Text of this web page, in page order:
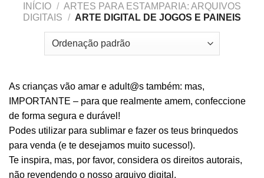
INÍCIO / ARTES PARA ESTAMPARIA: ARQUIVOS
DIGITAIS / ARTE DIGITAL DE JOGOS E PAINEIS
As crianças vão amar e adult@s também: mas,
IMPORTANTE – para que realmente amem, confeccione
de forma segura e durável!
Podes utilizar para sublimar e fazer os teus brinquedos
para venda (e te desejamos muito sucesso!).
Te inspira, mas, por favor, considera os direitos autorais,
não revendendo o nosso arquivo digital.